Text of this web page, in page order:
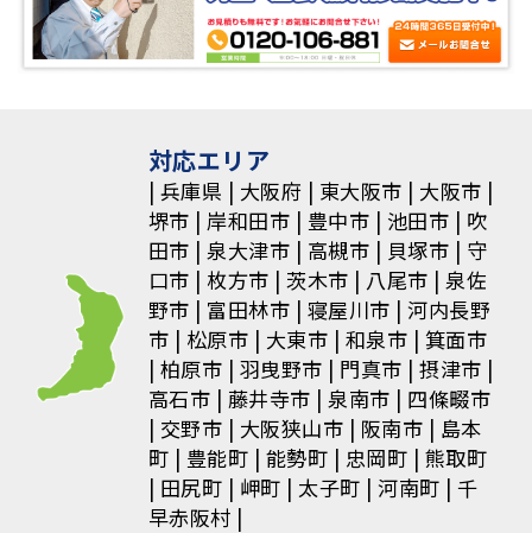
対応エリア
兵庫県 大阪府 東大阪市
大阪市
堺市
岸和田市 豊中市 池田市
吹
田市
泉大津市 高槻市 貝塚市
守
口市
枚方市 茨木市 八尾市
泉佐
野市
富田林市 寝屋川市
河内長野
市
松原市 大東市 和泉市 箕面市
柏原市 羽曳野市 門真市
摂津市
高石市
藤井寺市 泉南市
四條畷市
交野市
大阪狭山市 阪南市
島本
町
豊能町 能勢町 忠岡町 熊取町
田尻町
岬町 太子町 河南町
千
早赤阪村